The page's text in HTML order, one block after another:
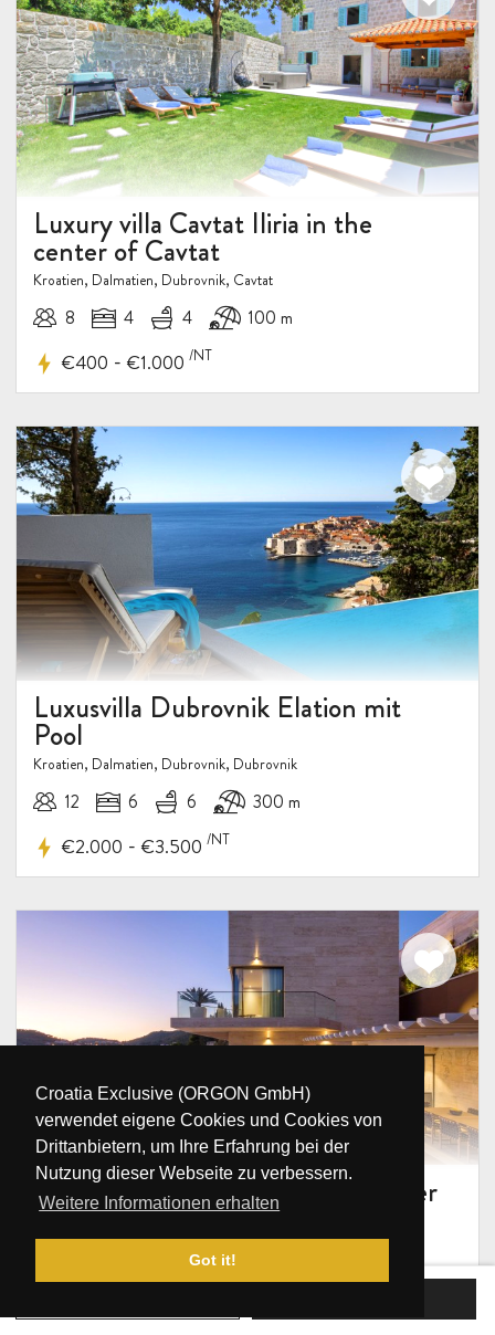
Croatia Exclusive (ORGON GmbH)
verwendet eigene Cookies und Cookies von
Drittanbietern, um Ihre Erfahrung bei der
Nutzung dieser Webseite zu verbessern.
Weitere Informationen erhalten
Got it!
Luxury villa Cavtat Iliria in the
center of Cavtat
Kroatien, Dalmatien, Dubrovnik, Cavtat
8 4 4 100 m
€400 - €1.000 /NT
Luxusvilla Dubrovnik Elation mit
Pool
Kroatien, Dalmatien, Dubrovnik, Dubrovnik
12 6 6 300 m
€2.000 - €3.500 /NT
Luxusvilla Yoko Dubrovnik am Meer
mit Pool
10 5 5 2 m
/NT